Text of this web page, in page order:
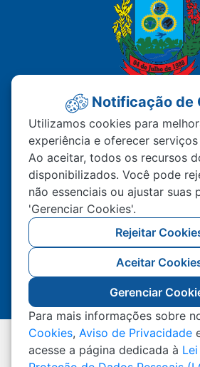
PREFEITURA
MATUPÁ
Av. Hermínio Ometto Nº 101
CEP – 78.525-000 Matupá-
(66) 99222-2560
Atendimento De Segunda A
11h00 Ao Público, Interno
Todos os Direitos Reservados a
de Matupá
Notificação de
Utilizamos cookies para
experiência e oferecer
Ao aceitar, todos os recursos
disponibilizados. Você pode
não essenciais ou ajustar suas
'Gerenciar Cookies'.
Rejeitar
Aceitar
Gerenciar
Para mais informações sobre
Cookies, Aviso de Privacidade
acesse a página dedicada à